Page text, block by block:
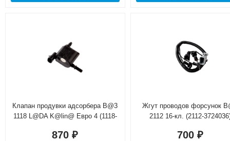
Клапан продувки адсорбера B@3
1118 L@DA K@lin@ Евро 4 (1118-
870₽
Жгут проводов форсунок
2112 16-кл. (2112-
700 ₽